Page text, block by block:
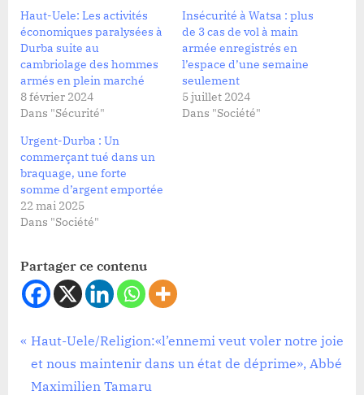
Haut-Uele: Les activités
économiques paralysées à
Durba suite au
cambriolage des hommes
armés en plein marché
8 février 2024
Dans "Sécurité"
Insécurité à Watsa : plus
de 3 cas de vol à main
armée enregistrés en
l’espace d’une semaine
seulement
5 juillet 2024
Dans "Société"
Urgent-Durba : Un
commerçant tué dans un
braquage, une forte
somme d’argent emportée
22 mai 2025
Dans "Société"
Partager ce contenu
Sécurité
Navigation
de
P
r
e
Haut-Uele/Religion:«l’ennemi veut voler notre joie
et nous maintenir dans un état de déprime», Abbé
Maximilien Tamaru